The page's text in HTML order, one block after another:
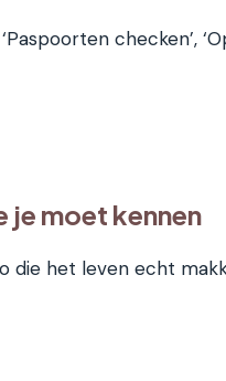
checken’,
je moet kennen
die het leven echt